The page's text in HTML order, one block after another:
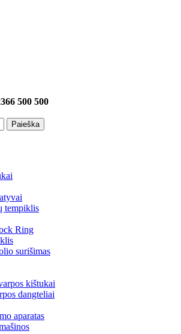
500 500
Paieška
tempiklis
Ring
surišimas
kištukai
dangteliai
aparatas